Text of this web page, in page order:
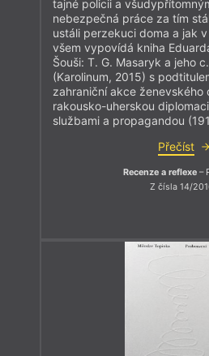
tajné policii a
nebezpečná práce za tím
ustáli perzekuci doma a jak
všem vypovídá kniha
Šouši: T. G. Masaryk a jeho
(Karolinum, 2015) s
zahraniční akce ženevského
rakousko-uherskou
službami a propagandou
Přečíst
Recenze a reflexe–
Z čísla 14/